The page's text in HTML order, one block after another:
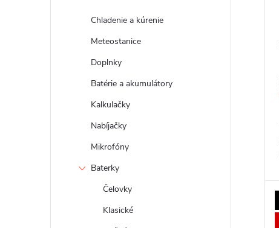
Chladenie a kúrenie
Meteostanice
Doplnky
Batérie a akumulátory
Kalkulačky
Nabíjačky
Mikrofóny
Baterky
Čelovky
Klasické